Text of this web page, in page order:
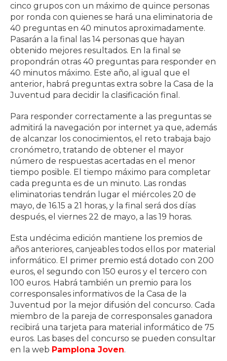
cinco grupos con un máximo de quince personas
por ronda con quienes se hará una eliminatoria de
40 preguntas en 40 minutos aproximadamente.
Pasarán a la final las 14 personas que hayan
obtenido mejores resultados. En la final se
propondrán otras 40 preguntas para responder en
40 minutos máximo. Este año, al igual que el
anterior, habrá preguntas extra sobre la Casa de la
Juventud para decidir la clasificación final.
Para responder correctamente a las preguntas se
admitirá la navegación por internet ya que, además
de alcanzar los conocimientos, el reto trabaja bajo
cronómetro, tratando de obtener el mayor
número de respuestas acertadas en el menor
tiempo posible. El tiempo máximo para completar
cada pregunta es de un minuto. Las rondas
eliminatorias tendrán lugar el miércoles 20 de
mayo, de 16.15 a 21 horas, y la final será dos días
después, el viernes 22 de mayo, a las 19 horas.
Esta undécima edición mantiene los premios de
años anteriores, canjeables todos ellos por material
informático. El primer premio está dotado con 200
euros, el segundo con 150 euros y el tercero con
100 euros. Habrá también un premio para los
corresponsales informativos de la Casa de la
Juventud por la mejor difusión del concurso. Cada
miembro de la pareja de corresponsales ganadora
recibirá una tarjeta para material informático de 75
euros. Las bases del concurso se pueden consultar
en la web Pamplona Joven.